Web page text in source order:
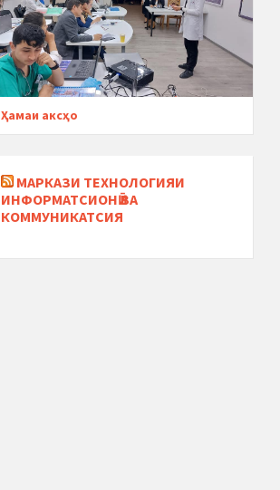
Ҳамаи аксҳо
МАРКАЗИ ТЕХНОЛОГИЯИ
ИНФОРМАТСИОНӢ ВА
КОММУНИКАТСИЯ